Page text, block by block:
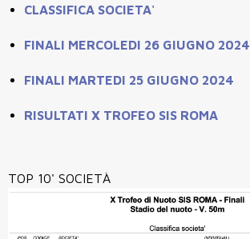
CLASSIFICA SOCIETA'
FINALI MERCOLEDI 26 GIUGNO 2024
FINALI MARTEDI 25 GIUGNO 2024
RISULTATI X TROFEO SIS ROMA
TOP 10' SOCIETÀ